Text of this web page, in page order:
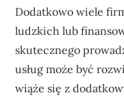
Dodatkowo wiele
ludzkich lub
skutecznego
usług może być
wiąże się z